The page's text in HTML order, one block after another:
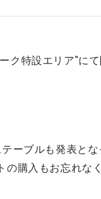
特設エリア"にて
ーブルも発表と
購入もお忘れなく